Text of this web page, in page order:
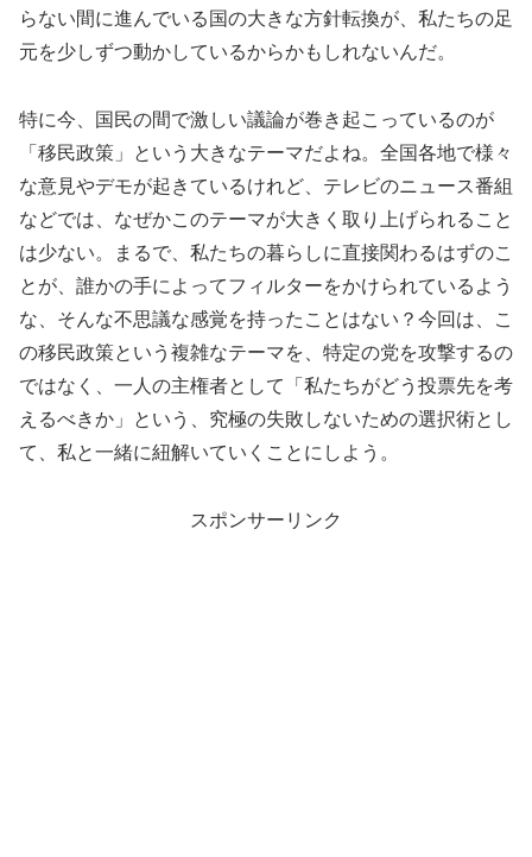
らない間に進んでいる国の大きな方針転換が、私たちの足
元を少しずつ動かしているからかもしれないんだ。
特に今、国民の間で激しい議論が巻き起こっているのが
「移民政策」という大きなテーマだよね。全国各地で様々
な意見やデモが起きているけれど、テレビのニュース番組
などでは、なぜかこのテーマが大きく取り上げられること
は少ない。まるで、私たちの暮らしに直接関わるはずのこ
とが、誰かの手によってフィルターをかけられているよう
な、そんな不思議な感覚を持ったことはない？今回は、こ
の移民政策という複雑なテーマを、特定の党を攻撃するの
ではなく、一人の主権者として「私たちがどう投票先を考
えるべきか」という、究極の失敗しないための選択術とし
て、私と一緒に紐解いていくことにしよう。
スポンサーリンク